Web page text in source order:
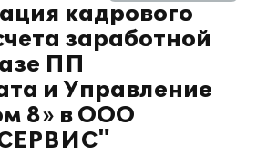
кадрового
заработной
ПП
и Управление
8» в ООО